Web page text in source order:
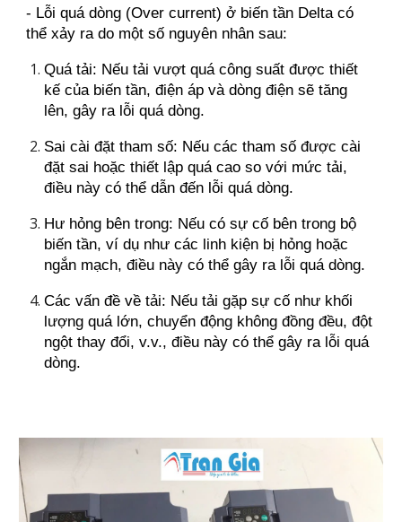
- Lỗi quá dòng (Over current) ở biến tần Delta có
thể xảy ra do một số nguyên nhân sau:
Quá tải: Nếu tải vượt quá công suất được thiết
kế của biến tần, điện áp và dòng điện sẽ tăng
lên, gây ra lỗi quá dòng.
Sai cài đặt tham số: Nếu các tham số được cài
đặt sai hoặc thiết lập quá cao so với mức tải,
điều này có thể dẫn đến lỗi quá dòng.
Hư hỏng bên trong: Nếu có sự cố bên trong bộ
biến tần, ví dụ như các linh kiện bị hỏng hoặc
ngắn mạch, điều này có thể gây ra lỗi quá dòng.
Các vấn đề về tải: Nếu tải gặp sự cố như khối
lượng quá lớn, chuyển động không đồng đều, đột
ngột thay đổi, v.v., điều này có thể gây ra lỗi quá
dòng.